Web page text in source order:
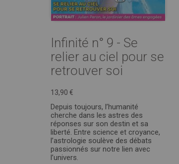
Infinité n° 9 - Se
relier au ciel pour se
retrouver soi
13,90 €
Depuis toujours, l’humanité
cherche dans les astres des
réponses sur son destin et sa
liberté. Entre science et croyance,
l’astrologie soulève des débats
passionnés sur notre lien avec
l’univers.